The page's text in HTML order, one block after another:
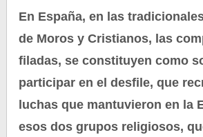
En España, en las
de Moros y Cristianos, las
filadas, se constituyen como
participar en el desfile, que
luchas que mantuvieron en la
esos dos grupos religiosos,